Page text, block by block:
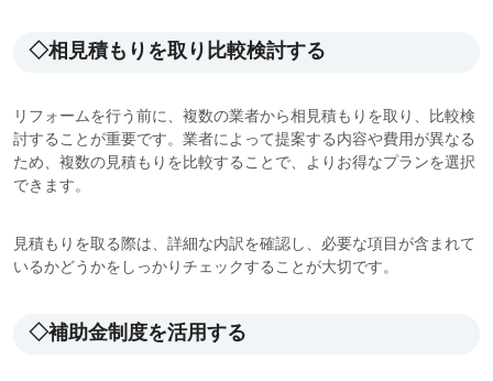
◇相見積もりを取り比較検討する
リフォームを行う前に、複数の業者から相見積もりを取り、比較検
討することが重要です。業者によって提案する内容や費用が異なる
ため、複数の見積もりを比較することで、よりお得なプランを選択
できます。
見積もりを取る際は、詳細な内訳を確認し、必要な項目が含まれて
いるかどうかをしっかりチェックすることが大切です。
◇補助金制度を活用する